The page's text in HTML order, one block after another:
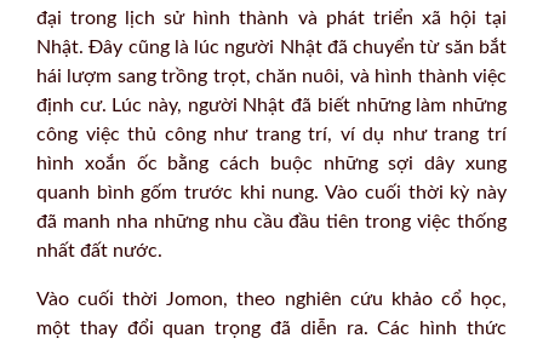
đại trong lịch sử hình thành và phát triển xã hội tại
Nhật. Đây cũng là lúc người Nhật đã chuyển từ săn bắt
hái lượm sang trồng trọt, chăn nuôi, và hình thành việc
định cư. Lúc này, người Nhật đã biết những làm những
công việc thủ công như trang trí, ví dụ như trang trí
hình xoắn ốc bằng cách buộc những sợi dây xung
quanh bình gốm trước khi nung. Vào cuối thời kỳ này
đã manh nha những nhu cầu đầu tiên trong việc thống
nhất đất nước.
Vào cuối thời Jomon, theo nghiên cứu khảo cổ học,
một thay đổi quan trọng đã diễn ra. Các hình thức